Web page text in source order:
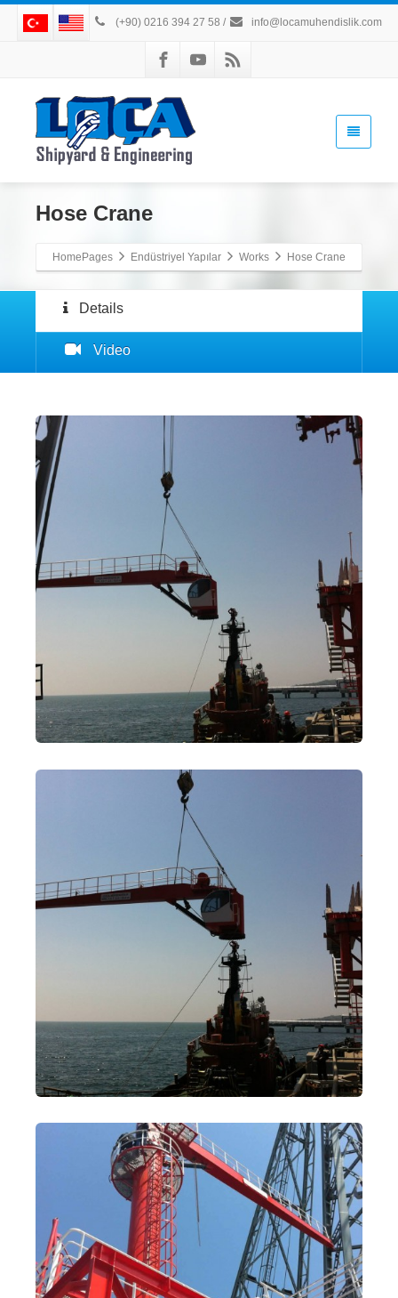
(+90) 0216 394 27 58 / info@locamuhendislik.com
Hose Crane
HomePages Endüstriyel Yapılar Works Hose Crane
Details
Video